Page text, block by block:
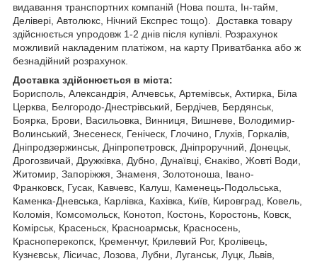
видавання транспортних компаній (Нова пошта, Ін-тайм,
Делівері, Автолюкс, Нічний Експрес тощо). Доставка товару
здійснюється упродовж 1-2 днів після купівлі. Розрахунок
можливий накладеним платіжом, на карту Приватбанка або ж
безнадійний розрахунок.
Доставка здійснюється в міста:
Борисполь, Александрія, Алчевськ, Артемівськ, Ахтирка, Біла
Церква, Белгородо-Днестрівський, Бердічев, Бердянськ,
Боярка, Брови, Васильовка, Винниця, Вишневе, Володимир-
Волинський, Знесенеск, Геніческ, Глочино, Глухів, Горкалів,
Дніпродзержинськ, Дніпропетровск, Дніпроручний, Донецьк,
Дрогозвичай, Дружківка, Дубно, Дунаївці, Єнаківо, Жовті Води,
Житомир, Запоріжжя, Знаменя, Золотоноша, Івано-
Франковск, Гусак, Кавчевс, Калуш, Каменець-Подольська,
Каменка-Дневська, Карлівка, Кахівка, Київ, Кировград, Ковель,
Коломія, Комсомольск, Конотоп, Костонь, Коростонь, Ковск,
Комірськ, Красеньск, Красноармськ, Красносень,
Красноперекопск, Кременчуг, Крилевий Рог, Кролівець,
Кузнєвськ, Лісичас, Лозова, Лубни, Луганськ, Луцк, Львів,